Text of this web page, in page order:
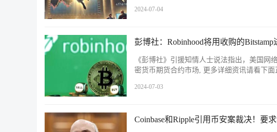
2024-07-04
彭博社：Robinhood将用收购的
《彭博社》引援知情人士说法指出，美国网
密货币期货合约市场, 更多详细资讯请看下面
2024-07-03
Coinbase和Ripple引用币安案裁决！要